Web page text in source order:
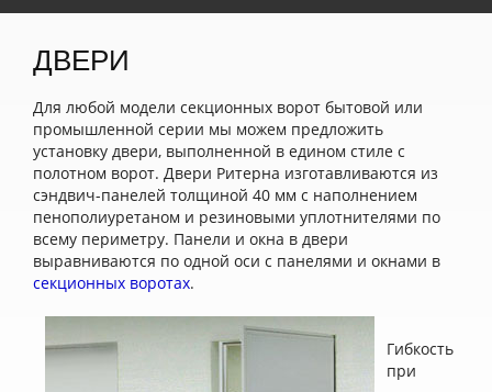
ДВЕРИ
Для любой модели секционных ворот бытовой или
промышленной серии мы можем предложить
установку двери, выполненной в едином стиле с
полотном ворот. Двери Ритерна изготавливаются из
сэндвич-панелей толщиной 40 мм с наполнением
пенополиуретаном и резиновыми уплотнителями по
всему периметру. Панели и окна в двери
выравниваются по одной оси с панелями и окнами в
секционных воротах.
Гибкость
при